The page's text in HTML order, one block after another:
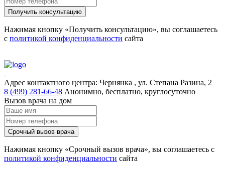
Получить консультацию
Нажимая кнопку «Получить консультацию», вы соглашаетесь
с политикой конфиденциальности сайта
Адрес контактного центра: Чернянка , ул. Степана Разина, 2
8 (499) 281-66-48 Анонимно, бесплатно, круглосуточно
Вызов врача на дом
Срочный вызов врача
Нажимая кнопку «Срочный вызов врача», вы соглашаетесь с
политикой конфиденциальности сайта